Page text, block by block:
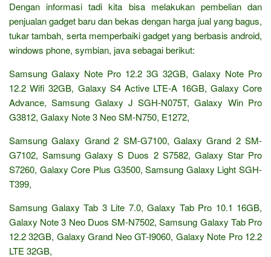
Dengan informasi tadi kita bisa melakukan pembelian dan
penjualan gadget baru dan bekas dengan harga jual yang bagus,
tukar tambah, serta memperbaiki gadget yang berbasis android,
windows phone, symbian, java sebagai berikut:
Samsung Galaxy Note Pro 12.2 3G 32GB, Galaxy Note Pro
12.2 Wifi 32GB, Galaxy S4 Active LTE-A 16GB, Galaxy Core
Advance, Samsung Galaxy J SGH-N075T, Galaxy Win Pro
G3812, Galaxy Note 3 Neo SM-N750, E1272,
Samsung Galaxy Grand 2 SM-G7100, Galaxy Grand 2 SM-
G7102, Samsung Galaxy S Duos 2 S7582, Galaxy Star Pro
S7260, Galaxy Core Plus G3500, Samsung Galaxy Light SGH-
T399,
Samsung Galaxy Tab 3 Lite 7.0, Galaxy Tab Pro 10.1 16GB,
Galaxy Note 3 Neo Duos SM-N7502, Samsung Galaxy Tab Pro
12.2 32GB, Galaxy Grand Neo GT-I9060, Galaxy Note Pro 12.2
LTE 32GB,